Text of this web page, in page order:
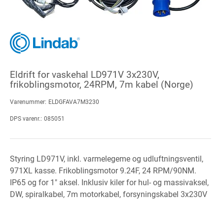
Eldrift for vaskehal LD971V 3x230V,
frikoblingsmotor, 24RPM, 7m kabel (Norge)
Varenummer: ELDGFAVA7M3230
DPS varenr.: 085051
Styring LD971V, inkl. varmelegeme og udluftningsventil,
971XL kasse. Frikoblingsmotor 9.24F, 24 RPM/90NM.
IP65 og for 1" aksel. Inklusiv kiler for hul- og massivaksel,
DW, spiralkabel, 7m motorkabel, forsyningskabel 3x230V